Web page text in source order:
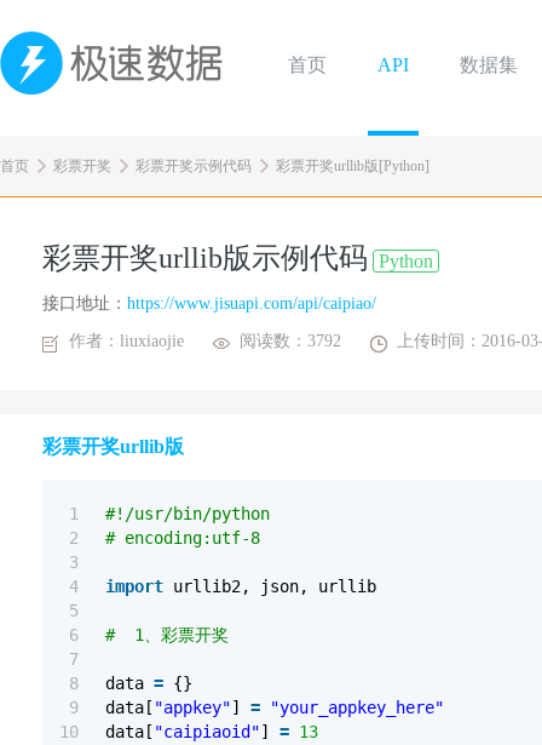
首页 API 数据集
首页 彩票开奖 彩票开奖示例代码 彩票开奖urllib版[Python]
彩票开奖urllib版示例代码 Python
接口地址： https://www.jisuapi.com/api/caipiao/
作者：liuxiaojie 阅读数：3792 上传时间：2016-
彩票开奖urllib版
1
2
3
4
5
6
7
8
9
10
#!/usr/bin/python
# encoding:utf-8
import urllib2, json, urllib
# 1、彩票开奖
data = {}
data[ "appkey"] =
"your_appkey_here"
data[ "caipiaoid"] = 13